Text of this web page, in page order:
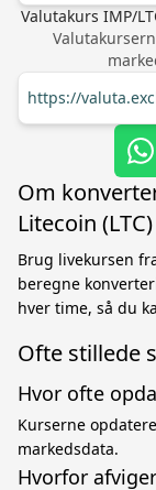
Valutakurs IMP/
https://
Om
Litecoin (LTC)
Brug livekursen
beregne
hver time, så du
Ofte stillede
Hvor ofte
Kurserne
markedsdata.
Hvorfor